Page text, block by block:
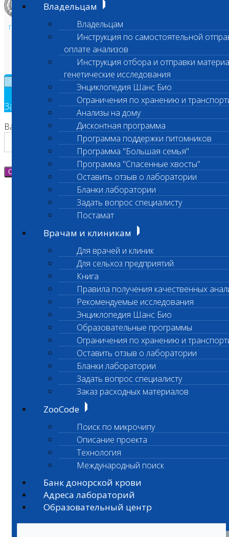
Владельцам
Владельцам
Инструкция по самостоятельной
оплате анализов
Инструкция отбора и отправки
генетические исследования
Энциклопедия Шанс Био
Ограничения по хранению и
Анализы на дому
Дисконтная программа
Программа поддержки питомников
Программа "Большая семья"
Программа "Спасенные хвосты"
Оставить отзыв о лаборатории
Бланки лаборатории
Задать вопрос специалисту
Постамат
Врачам и клиникам
Для врачей и клиник
Для сельхоз предприятий
Книга
Правила получения качественных
Рекомендуемые исследования
Энциклопедия Шанс Био
Образовательные программы
Ограничения по хранению и
Оставить отзыв о лаборатории
Бланки лаборатории
Задать вопрос специалисту
Заказ расходных материалов
ZooCode
Поиск по микрочипу
Описание проекта
Технология
Международный поиск
Банк донорской крови
Адреса лабораторий
Образовательный центр
Политика в области персональных данных и конфиденциальности
Пользовательское соглашение
Техническая поддержка
Заявка на обратный звонок
Ваш номер телефона
Отправить